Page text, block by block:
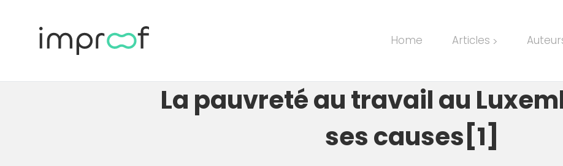
Home Articles >
La pauvreté au travail au
ses causes[1]